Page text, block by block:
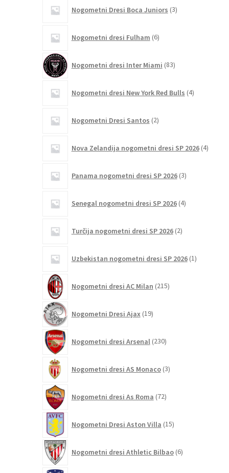
Nogometni Dresi Boca Juniors 3izdelki
Nogometni dresi Fulham 6izdelkov
Nogometni dresi Inter Miami 83izdelkov
Nogometni dresi New York Red Bulls 4izdelki
Nogometni Dresi Santos 2izdelka
Nova Zelandija nogometni dresi SP 2026 4izdelki
Panama nogometni dresi SP 2026 3izdelki
Senegal nogometni dresi SP 2026 4izdelki
Turčija nogometni dresi SP 2026 2izdelka
Uzbekistan nogometni dresi SP 2026 1izdelek
Nogometni dresi AC Milan 215izdelkov
Nogometni Dresi Ajax 19izdelkov
Nogometni dresi Arsenal 230izdelkov
Nogometni dresi AS Monaco 3izdelki
Nogometni dresi As Roma 72izdelkov
Nogometni Dresi Aston Villa 15izdelkov
Nogometni dresi Athletic Bilbao 6izdelkov